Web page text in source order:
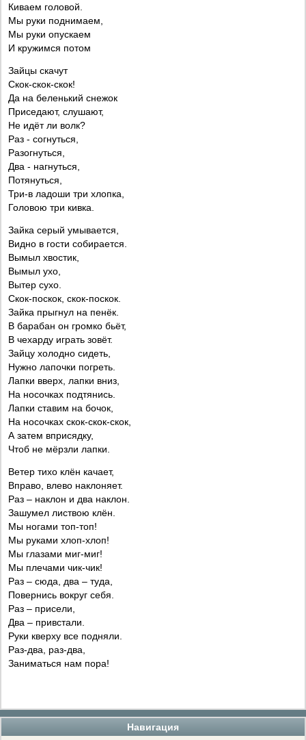
Навигация
Киваем головой.
Мы руки поднимаем,
Мы руки опускаем
И кружимся потом
Зайцы скачут
Скок-скок-скок!
Да на беленький снежок
Приседают, слушают,
Не идёт ли волк?
Раз - согнуться,
Разогнуться,
Два - нагнуться,
Потянуться,
Три-в ладоши три хлопка,
Головою три кивка.
Зайка серый умывается,
Видно в гости собирается.
Вымыл хвостик,
Вымыл ухо,
Вытер сухо.
Скок-поскок, скок-поскок.
Зайка прыгнул на пенёк.
В барабан он громко бьёт,
В чехарду играть зовёт.
Зайцу холодно сидеть,
Нужно лапочки погреть.
Лапки вверх, лапки вниз,
На носочках подтянись.
Лапки ставим на бочок,
На носочках скок-скок-скок,
А затем вприсядку,
Чтоб не мёрзли лапки.
Ветер тихо клён качает,
Вправо, влево наклоняет.
Раз – наклон и два наклон.
Зашумел листвою клён.
Мы ногами топ-топ!
Мы руками хлоп-хлоп!
Мы глазами миг-миг!
Мы плечами чик-чик!
Раз – сюда, два – туда,
Повернись вокруг себя.
Раз – присели,
Два – привстали.
Руки кверху все подняли.
Раз-два, раз-два,
Заниматься нам пора!